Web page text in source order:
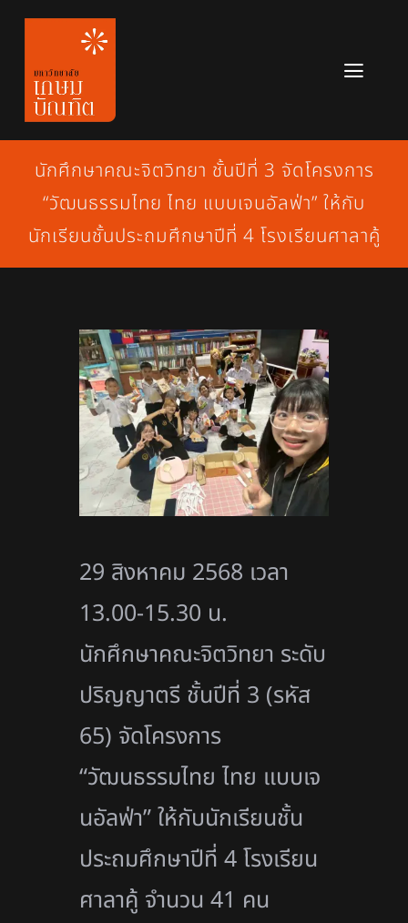
Skip
content
หลักสูตร
ข่าวสาร
เกี่ยวกับมหาวิทยาลัย
สมัครเรียน
นักศึกษาคณะจิตวิทยา ชั้นปีที่ 3 จัดโครงการ
“วัฒนธรรมไทย ไทย แบบเจนอัลฟ่า” ให้กับ
นักเรียนชั้นประถมศึกษาปีที่ 4 โรงเรียนศาลาคู้
29 สิงหาคม 2568 เวลา
13.00-15.30 น.
นักศึกษาคณะจิตวิทยา ระดับ
ปริญญาตรี ชั้นปีที่ 3 (รหัส
65) จัดโครงการ
“วัฒนธรรมไทย ไทย แบบเจ
นอัลฟ่า” ให้กับนักเรียนชั้น
ประถมศึกษาปีที่ 4 โรงเรียน
ศาลาคู้ จำนวน 41 คน